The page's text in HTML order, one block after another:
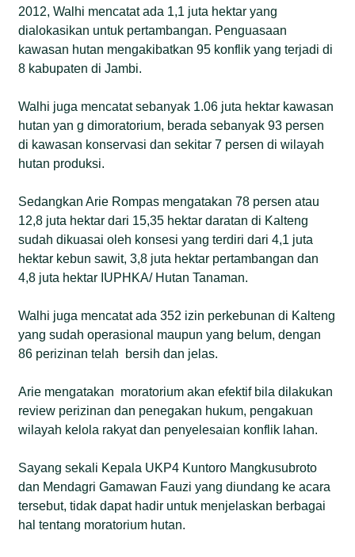
2012, Walhi mencatat ada 1,1 juta hektar yang
dialokasikan untuk pertambangan. Penguasaan
kawasan hutan mengakibatkan 95 konflik yang terjadi di
8 kabupaten di Jambi.
Walhi juga mencatat sebanyak 1.06 juta hektar kawasan
hutan yan g dimoratorium, berada sebanyak 93 persen
di kawasan konservasi dan sekitar 7 persen di wilayah
hutan produksi.
Sedangkan Arie Rompas mengatakan 78 persen atau
12,8 juta hektar dari 15,35 hektar daratan di Kalteng
sudah dikuasai oleh konsesi yang terdiri dari 4,1 juta
hektar kebun sawit, 3,8 juta hektar pertambangan dan
4,8 juta hektar IUPHKA/ Hutan Tanaman.
Walhi juga mencatat ada 352 izin perkebunan di Kalteng
yang sudah operasional maupun yang belum, dengan
86 perizinan telah bersih dan jelas.
Arie mengatakan moratorium akan efektif bila dilakukan
review perizinan dan penegakan hukum, pengakuan
wilayah kelola rakyat dan penyelesaian konflik lahan.
Sayang sekali Kepala UKP4 Kuntoro Mangkusubroto
dan Mendagri Gamawan Fauzi yang diundang ke acara
tersebut, tidak dapat hadir untuk menjelaskan berbagai
hal tentang moratorium hutan.